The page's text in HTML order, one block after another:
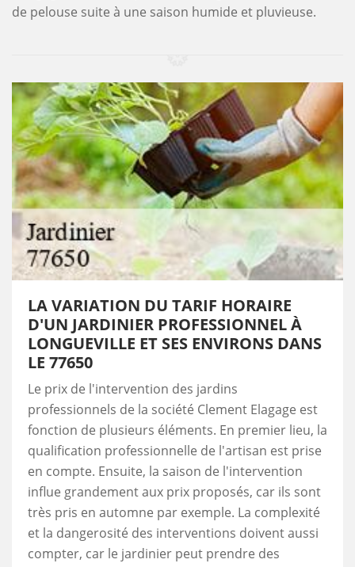
de pelouse suite à une saison humide et pluvieuse.
LA VARIATION DU TARIF HORAIRE
D'UN JARDINIER PROFESSIONNEL À
LONGUEVILLE ET SES ENVIRONS DANS
LE 77650
Le prix de l'intervention des jardins
professionnels de la société Clement Elagage est
fonction de plusieurs éléments. En premier lieu, la
qualification professionnelle de l'artisan est prise
en compte. Ensuite, la saison de l'intervention
influe grandement aux prix proposés, car ils sont
très pris en automne par exemple. La complexité
et la dangerosité des interventions doivent aussi
compter, car le jardinier peut prendre des